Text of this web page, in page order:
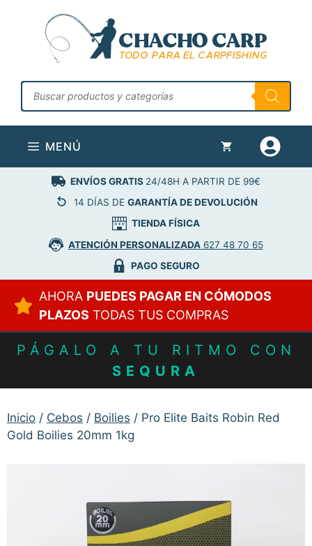
contenido
Búsqueda
de
productos
MENÚ
ENVÍOS GRATIS 24/48H A PARTIR DE 99€
14 DÍAS DE GARANTÍA DE DEVOLUCIÓN
TIENDA FÍSICA
ATENCIÓN PERSONALIZADA627 48 70 65
PAGO SEGURO
AHORA PUEDES PAGAR EN CÓMODOS
PLAZOS TODAS TUS COMPRAS
PÁGALO A TU RITMO CON
SEQURA
Inicio / Cebos / Boilies / Pro Elite Baits Robin Red
Gold Boilies 20mm 1kg